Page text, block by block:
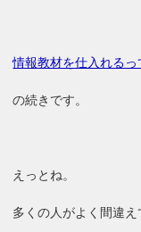
情報教材を仕入れる
の続きです。
えっとね。
多くの人がよく間違え